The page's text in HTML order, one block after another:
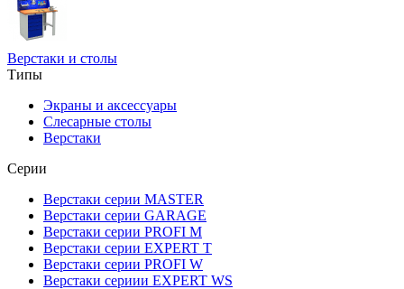
Верстаки и столы
Типы
Экраны и аксессуары
Слесарные столы
Верстаки
Серии
Верстаки серии MASTER
Верстаки серии GARAGE
Верстаки серии PROFI M
Верстаки серии EXPERT T
Верстаки серии PROFI W
Верстаки сериии EXPERT WS